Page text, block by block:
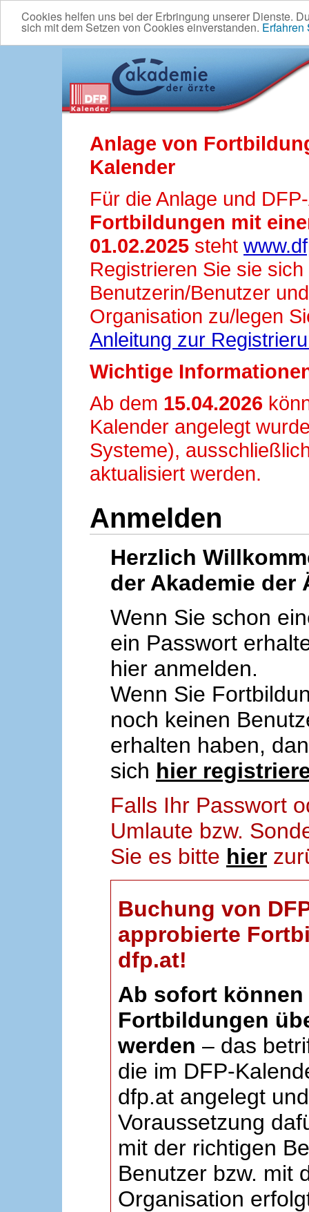
Cookies helfen uns bei der Erbringung unserer Dienste.
sich mit dem Setzen von Cookies einverstanden. Erfahren
Anlage von
Kalender
Für die Anlage und
Fortbildungen mit
01.02.2025 steht
Registrieren Sie sie
Benutzerin/Benutzer
Organisation zu/legen
Anleitung zur
Wichtige
Ab dem 15.04.2026
Kalender angelegt
Systeme),
aktualisiert werden.
Anmelden
Herzlich
der Akademie der
Wenn Sie schon
ein Passwort
hier anmelden.
Wenn Sie
noch keinen
erhalten haben,
sich hier
Falls Ihr Passwort
Umlaute bzw.
Sie es bitte hier
Buchung von
approbierte
dfp.at!
Ab sofort können
Fortbildungen
werden – das
die im DFP-
dfp.at angelegt
Voraussetzung
mit der richtigen
Benutzer bzw. mit
Organisation